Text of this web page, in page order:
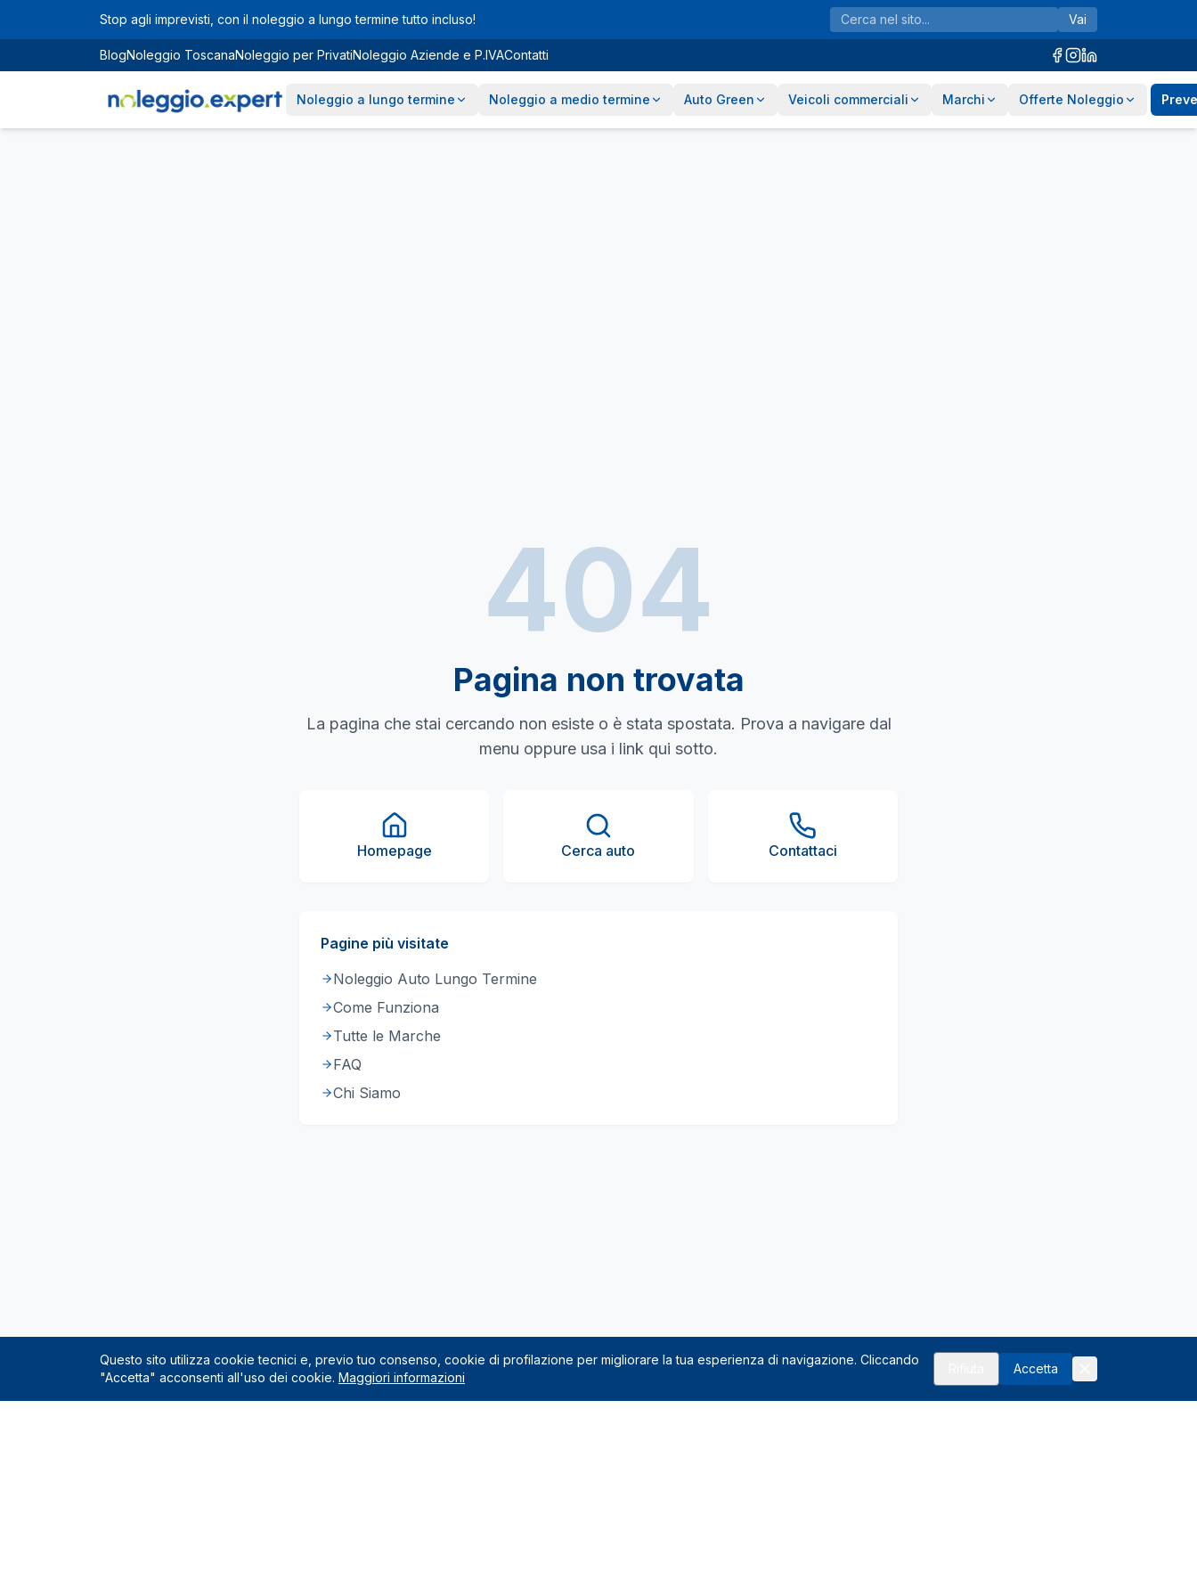
Vai al contenuto principale
Stop agli imprevisti, con il noleggio a lungo termine tutto incluso! Vai
BlogNoleggio ToscanaNoleggio per PrivatiNoleggio Aziende e P.IVAContatti
Noleggio a lungo termine Noleggio a medio termine Auto Green Veicoli commerciali Marchi Offerte Noleggio
404
Pagina non trovata
La pagina che stai cercando non esiste o è stata spostata. Prova a navigare dal
menu oppure usa i link qui sotto.
Homepage Cerca auto Contattaci
Pagine più visitate
Noleggio Auto Lungo Termine
Come Funziona
Tutte le Marche
FAQ
Chi Siamo
Questo sito utilizza cookie tecnici e, previo tuo consenso, cookie di profilazione per migliorare la tua esperienza di navigazione. Cliccando
"Accetta" acconsenti all'uso dei cookie. Maggiori informazioni
Accetta